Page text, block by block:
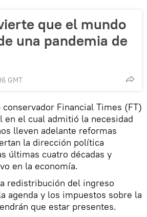
que el mundo
una pandemia de
GMT
Financial Times (FT)
en el cual admitió la necesidad
lleven adelante reformas
la dirección política
últimas cuatro décadas y
en la economía.
redistribución del ingreso
agenda y los impuestos sobre la
que estar presentes.